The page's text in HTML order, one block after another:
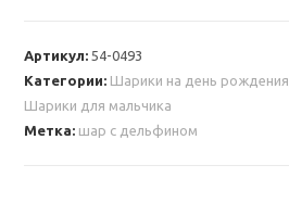
с
дельфином
Артикул:54-0493
Категории: Шарики на день рождения
Шарики для мальчика
Метка: шар с дельфином